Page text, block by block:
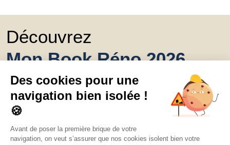
Découvrez
Mon Book Réno 2026,
un catalogue de
conseils et inspirations